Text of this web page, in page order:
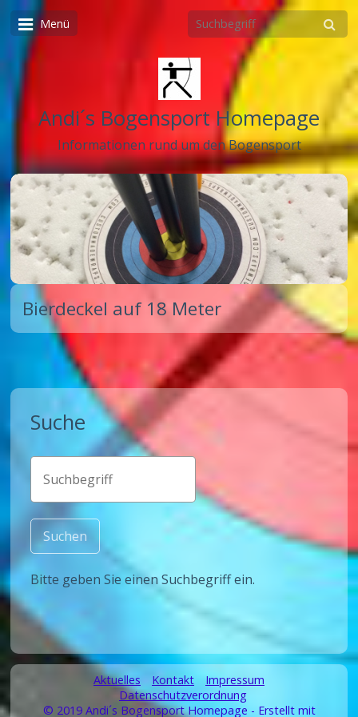
Menü
Andi´s Bogensport Homepage
Informationen rund um den Bogensport
Bierdeckel auf 18 Meter
Suche
Bitte geben Sie einen Suchbegriff ein.
Aktuelles Kontakt
Impressum
Datenschutzverordnung
© 2019 Andi´s Bogensport Homepage - Erstellt mit